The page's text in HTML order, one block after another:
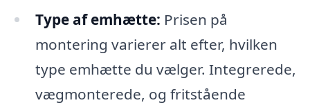
Type af emhætte: Prisen på
montering varierer alt efter, hvilken
type emhætte du vælger. Integrerede,
vægmonterede, og fritstående